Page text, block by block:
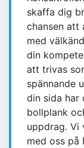
skaffa dig
chansen att
med
din
att trivas
spännande
din sida har
bollplank
uppdrag. Vi
med oss på